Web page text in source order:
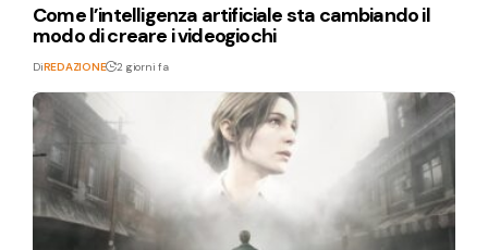
Come l’intelligenza artificiale sta cambiando il
modo di creare i videogiochi
DiREDAZIONE 2 giorni fa